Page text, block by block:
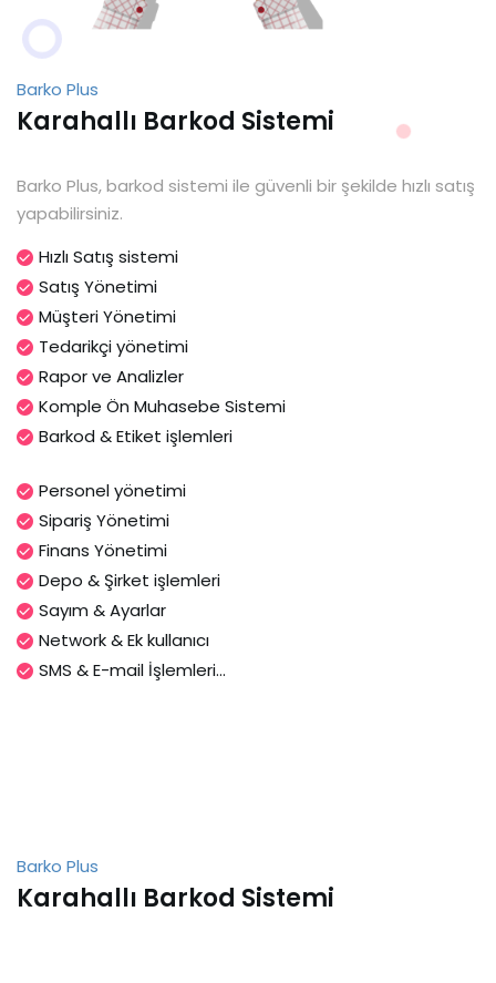
Barko Plus
Karahallı Barkod Sistemi
Barko Plus, barkod sistemi ile güvenli bir şekilde hızlı satış
yapabilirsiniz.
Hızlı Satış sistemi
Satış Yönetimi
Müşteri Yönetimi
Tedarikçi yönetimi
Rapor ve Analizler
Komple Ön Muhasebe Sistemi
Barkod & Etiket işlemleri
Personel yönetimi
Sipariş Yönetimi
Finans Yönetimi
Depo & Şirket işlemleri
Sayım & Ayarlar
Network & Ek kullanıcı
SMS & E-mail İşlemleri...
Barko Plus
Karahallı Barkod Sistemi